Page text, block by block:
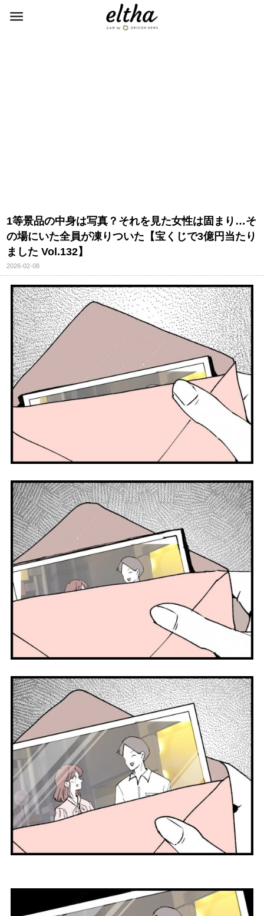
1等景品の中身は写真？それを見た女性は固まり…そ
の場にいた全員が凍りついた【宝くじで3億円当たり
ました Vol.132】
2026-02-08